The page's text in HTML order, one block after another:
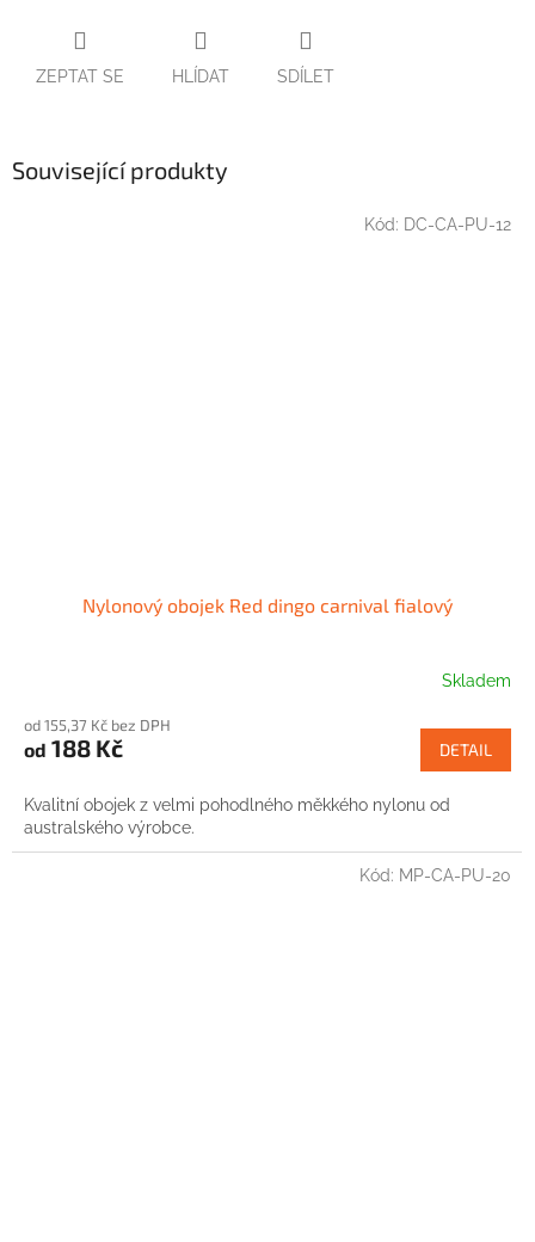
ZEPTAT SE HLÍDAT SDÍLET
Související produkty
Nylonový obojek Red dingo carnival fialový
Skladem
od 155,37 Kč bez DPH
od 188 Kč DETAIL
Kvalitní obojek z velmi pohodlného měkkého nylonu od
australského výrobce.
Kód: DC-CA-PU-12
Kód: MP-CA-PU-20